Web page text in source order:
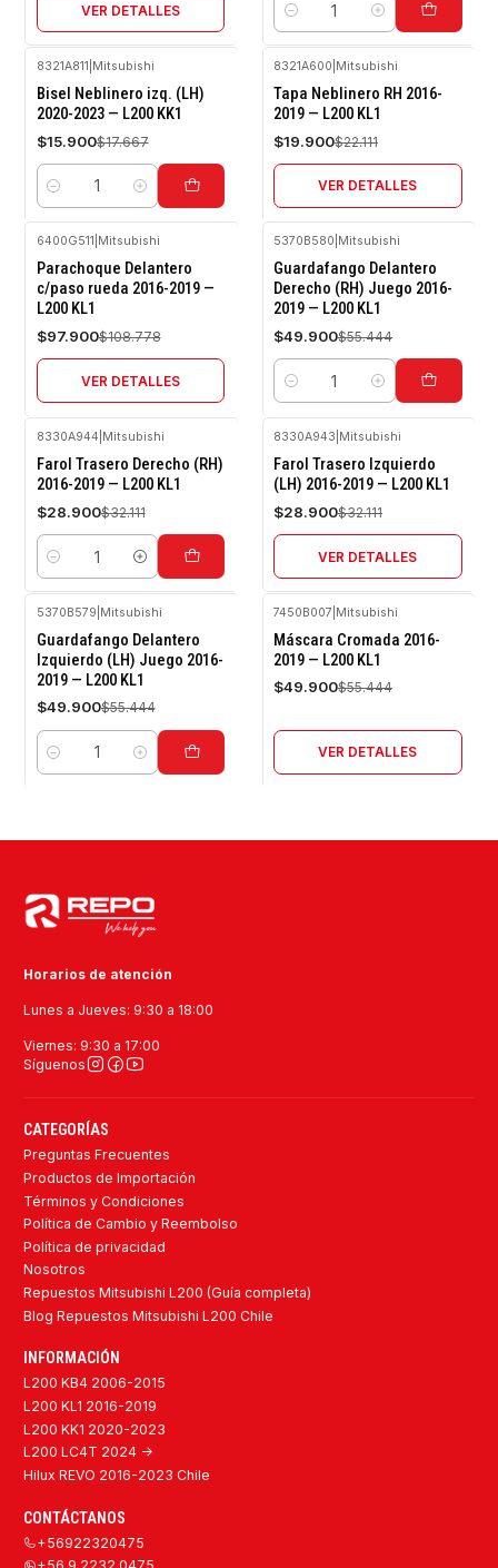
VER DETALLES
Cantidad
-10%
OFF
8321A811 Mitsubishi
Bisel Neblinero izq. (LH)
2020-2023 — L200 KK1
$15.900$17.667
Cantidad
-10%
OFF
8321A600 Mitsubishi
Tapa Neblinero RH 2016-
2019 — L200 KL1
$19.900$22.111
VER DETALLES
-10%
OFF
Agotado
6400G511 Mitsubishi
Parachoque Delantero
c/paso rueda 2016-2019 —
L200 KL1
$97.900$108.778
VER DETALLES
-10%
OFF
5370B580 Mitsubishi
Guardafango Delantero
Derecho (RH) Juego 2016-
2019 — L200 KL1
$49.900$55.444
Cantidad
-10%
OFF
8330A944 Mitsubishi
Farol Trasero Derecho (RH)
2016-2019 — L200 KL1
$28.900$32.111
Cantidad
-10%
OFF
8330A943 Mitsubishi
Farol Trasero Izquierdo
(LH) 2016-2019 — L200 KL1
$28.900$32.111
VER DETALLES
-10%
OFF
5370B579 Mitsubishi
Guardafango Delantero
Izquierdo (LH) Juego 2016-
2019 — L200 KL1
$49.900$55.444
Cantidad
-10%
OFF
7450B007 Mitsubishi
Máscara Cromada 2016-
2019 — L200 KL1
$49.900$55.444
VER DETALLES
Horarios de atención
Lunes a Jueves: 9:30 a 18:00
Viernes: 9:30 a 17:00
Síguenos
CATEGORÍAS
Preguntas Frecuentes
Productos de Importación
Términos y Condiciones
Política de Cambio y Reembolso
Política de privacidad
Nosotros
Repuestos Mitsubishi L200 (Guía completa)
Blog Repuestos Mitsubishi L200 Chile
INFORMACIÓN
L200 KB4 2006-2015
L200 KL1 2016-2019
L200 KK1 2020-2023
L200 LC4T 2024 ->
Hilux REVO 2016-2023 Chile
CONTÁCTANOS
+56922320475